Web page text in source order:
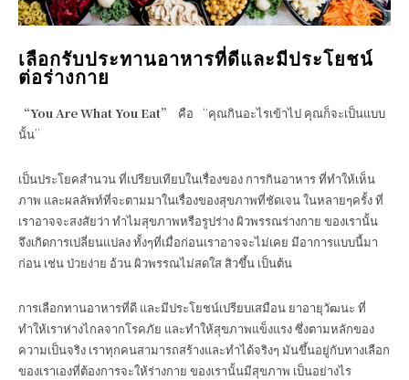
เลือกรับประทานอาหารที่ดีและมีประโยชน์
ต่อร่างกาย
“You Are What You Eat”
คือ “คุณกินอะไรเข้าไป คุณก็จะเป็นแบบ
นั้น”
เป็นประโยคสำนวน ที่เปรียบเทียบในเรื่องของ การกินอาหาร ที่ทำให้เห็น
ภาพ และผลลัพท์ที่จะตามมาในเรื่องของสุขภาพที่ชัดเจน ในหลายๆครั้ง ที่
เราอาจจะสงสัยว่า ทำไมสุขภาพหรือรูปร่าง ผิวพรรณร่างกาย ของเรานั้น
จึงเกิดการเปลี่ยนแปลง ทั้งๆที่เมื่อก่อนเราอาจจะไม่เคย มีอาการแบบนี้มา
ก่อน เช่น ป่วยง่าย อ้วน ผิวพรรณไม่สดใส สิวขึ้น เป็นต้น
การเลือกทานอาหารที่ดี และมีประโยชน์เปรียบเสมือน ยาอายุวัฒนะ ที่
ทำให้เราห่างไกลจากโรคภัย และทำให้สุขภาพแข็งแรง ซึ่งตามหลักของ
ความเป็นจริง เราทุกคนสามารถสร้างและทำได้จริงๆ มันขึ้นอยู่กับทางเลือก
ของเราเองที่ต้องการจะให้ร่างกาย ของเรานั้นมีสุขภาพ เป็นอย่างไร